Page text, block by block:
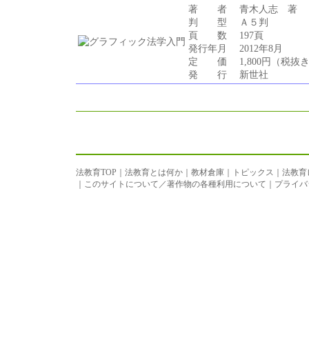
著 者
判 型
頁 数
発行年月
定 価
発 行
青木人志 著
Ａ５判
197頁
2012年8月
1,800円（税抜
新世社
法教育TOP 法教育とは何か 教材倉庫 トピックス
法教育
このサイトについて／著作物の各種利用について プライ